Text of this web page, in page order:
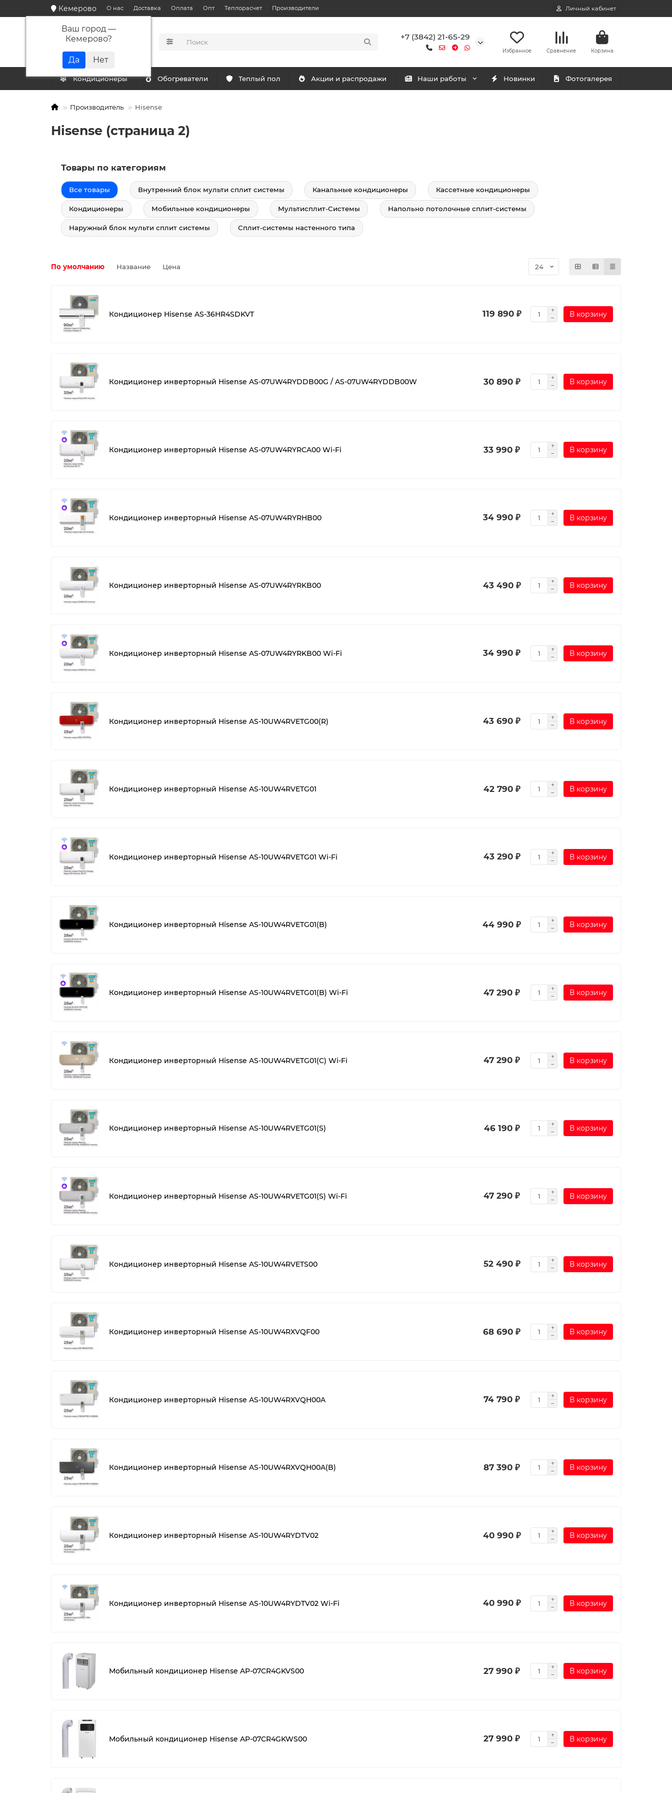
Кемерово
Ваш город —
Кемерово?
О нас Доставка Оплата Опт Теплорасчет Производители Личный кабинет
КАТАЛОГ
+7 (3842) 21-65-29
Избранное Сравнение Корзина
Кондиционеры Обогреватели Теплый пол Акции и распродажи Наши работы Новинки Фотогалерея
Производитель Hisense
Hisense (страница 2)
Товары по категориям
Все товары Внутренний блок мульти сплит системы Канальные кондиционеры Кассетные кондиционеры
Кондиционеры Мобильные кондиционеры Мультисплит-Системы Напольно потолочные сплит-системы
Наружный блок мульти сплит системы Сплит-системы настенного типа
По умолчанию Название Цена
Кондиционер Hisense AS-36HR4SDKVT 119 890 ₽ В корзину
Кондиционер инверторный Hisense AS-07UW4RYDDB00G / AS-07UW4RYDDB00W 30 890 ₽ В корзину
Кондиционер инверторный Hisense AS-07UW4RYRCA00 Wi-Fi 33 990 ₽ В корзину
Кондиционер инверторный Hisense AS-07UW4RYRHB00 34 990 ₽ В корзину
Кондиционер инверторный Hisense AS-07UW4RYRKB00 43 490 ₽ В корзину
Кондиционер инверторный Hisense AS-07UW4RYRKB00 Wi-Fi 34 990 ₽ В корзину
Кондиционер инверторный Hisense AS-10UW4RVETG00(R) 43 690 ₽ В корзину
Кондиционер инверторный Hisense AS-10UW4RVETG01 42 790 ₽ В корзину
Кондиционер инверторный Hisense AS-10UW4RVETG01 Wi-Fi 43 290 ₽ В корзину
Кондиционер инверторный Hisense AS-10UW4RVETG01(B) 44 990 ₽ В корзину
Кондиционер инверторный Hisense AS-10UW4RVETG01(B) Wi-Fi 47 290 ₽ В корзину
Кондиционер инверторный Hisense AS-10UW4RVETG01(C) Wi-Fi 47 290 ₽ В корзину
Кондиционер инверторный Hisense AS-10UW4RVETG01(S) 46 190 ₽ В корзину
Кондиционер инверторный Hisense AS-10UW4RVETG01(S) Wi-Fi 47 290 ₽ В корзину
Кондиционер инверторный Hisense AS-10UW4RVETS00 52 490 ₽ В корзину
Кондиционер инверторный Hisense AS-10UW4RXVQF00 68 690 ₽ В корзину
Кондиционер инверторный Hisense AS-10UW4RXVQH00A 74 790 ₽ В корзину
Кондиционер инверторный Hisense AS-10UW4RXVQH00A(B) 87 390 ₽ В корзину
Кондиционер инверторный Hisense AS-10UW4RYDTV02 40 990 ₽ В корзину
Кондиционер инверторный Hisense AS-10UW4RYDTV02 Wi-Fi 40 990 ₽ В корзину
Мобильный кондиционер Hisense AP-07CR4GKVS00 27 990 ₽ В корзину
Мобильный кондиционер Hisense AP-07CR4GKWS00 27 990 ₽ В корзину